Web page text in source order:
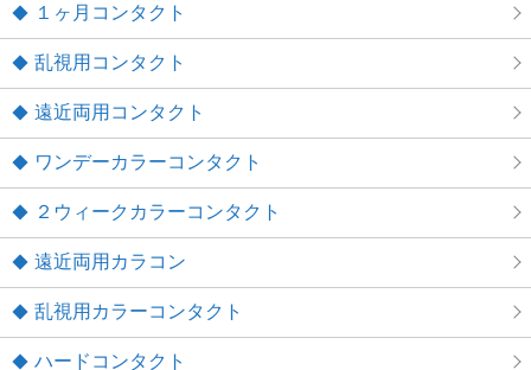
１ヶ月コンタクト
乱視用コンタクト
遠近両用コンタクト
ワンデーカラーコンタクト
２ウィークカラーコンタクト
遠近両用カラコン
乱視用カラーコンタクト
ハードコンタクト